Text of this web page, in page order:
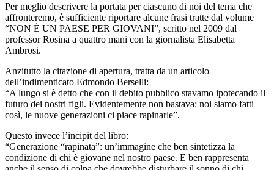
Per meglio descrivere la portata per ciascuno di noi del tema che
affronteremo, è sufficiente riportare alcune frasi tratte dal volume
“NON È UN PAESE PER GIOVANI”, scritto nel 2009 dal
professor Rosina a quattro mani con la giornalista Elisabetta
Ambrosi.
Anzitutto la citazione di apertura, tratta da un articolo
dell’indimenticato Edmondo Berselli:
“A lungo si è detto che con il debito pubblico stavamo ipotecando il
futuro dei nostri figli. Evidentemente non bastava: noi siamo fatti
così, le nuove generazioni ci piace rapinarle”.
Questo invece l’incipit del libro:
“Generazione “rapinata”: un’immagine che ben sintetizza la
condizione di chi è giovane nel nostro paese. E ben rappresenta